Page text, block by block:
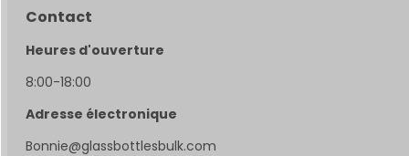
Contact
Heures d'ouverture
8:00-18:00
Adresse électronique
Bonnie@glassbottlesbulk.com